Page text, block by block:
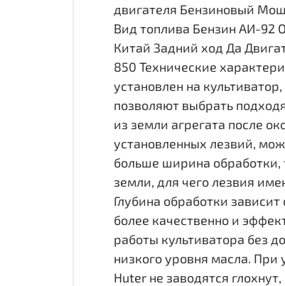
двигателя Бензиновый
Вид топлива Бензин АИ-92
Китай Задний ход Да
850 Технические
установлен на
позволяют выбрать
из земли агрегата после
установленных лезвий,
больше ширина обработки,
земли, для чего лезвия
Глубина обработки
более качественно и
работы культиватора без
низкого уровня масла.
Huter не заводятся